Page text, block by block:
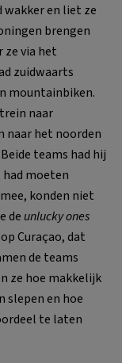
wakker en liet ze
brengen
ze via het
zuidwaarts
mountainbiken.
naar
naar het noorden
teams had hij
moeten
konden niet
de unlucky ones
Curaçao, dat
de teams
ze hoe makkelijk
slepen en hoe
te laten